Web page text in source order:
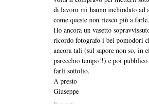
di lavoro mi hanno inchiodato ad
come queste non riesco più a farle.
Ho ancora un vasetto
ricordo fotografo i bei pomodori
ancora tali (sul sapore non so, in
parecchio tempo!!) e poi
farli sottolio.
A presto
Giuseppe